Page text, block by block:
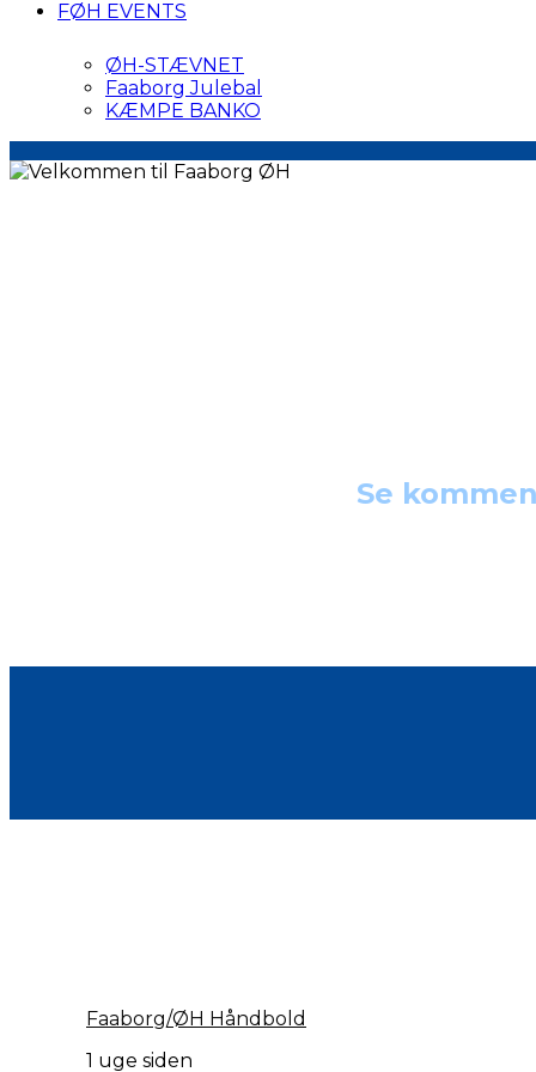
FØH EVENTS
ØH-STÆVNET
Faaborg Julebal
KÆMPE BANKO
Se
Faaborg/ØH Håndbold
1 uge siden